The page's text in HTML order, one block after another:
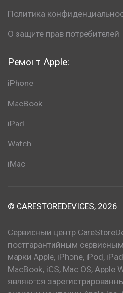
Ремонт Apple:
iPhone
MacBook
iPad
Watch
iMac
Политика
О защите прав потребителей
© CARESTOREDEVICES, 2026
Сервисный центр
постгарантийным
марки Apple, iPhone, iPod,
MacBook, iOS, Mac OS, Apple
являются